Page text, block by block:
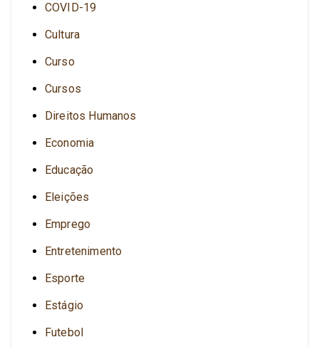
COVID-19
Cultura
Curso
Cursos
Direitos Humanos
Economia
Educação
Eleições
Emprego
Entretenimento
Esporte
Estágio
Futebol